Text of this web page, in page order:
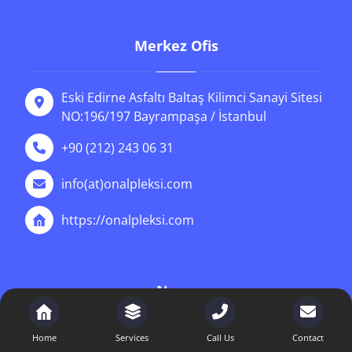
Merkez Ofis
Eski Edirne Asfaltı Baltaş Kilimci Sanayi Sitesi
NO:196/197 Bayrampaşa / İstanbul
+90 (212) 243 06 31
info(at)onalpleksi.com
https://onalpleksi.com
News
İstanbul cnc pleksi Hizmetleri | Önal
Home Services Call Us Contact